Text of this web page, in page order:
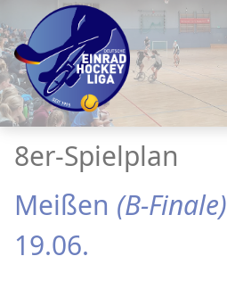
8er-Spielplan
Meißen (B-Finale)
19.06.